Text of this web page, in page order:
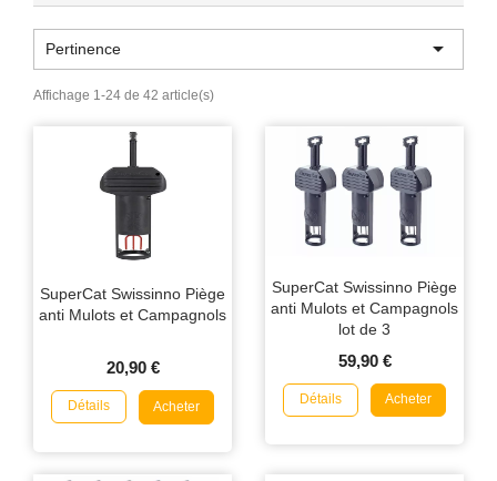
Pertinence 
Affichage 1-24 de 42 article(s)
SuperCat Swissinno Piège
anti Mulots et Campagnols
20,90 €
Détails Acheter
SuperCat Swissinno Piège
anti Mulots et Campagnols
lot de 3
59,90 €
Détails Acheter